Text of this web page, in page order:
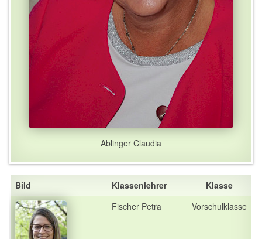
Ablinger Claudia
Bild Klassenlehrer
Klasse
Fischer Petra
Vorschulklasse